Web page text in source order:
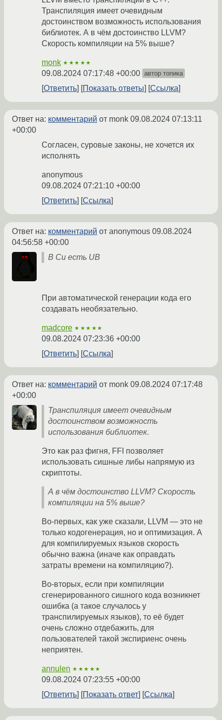
Транспиляция имеет очевидным
достоинством возможность использования
библиотек. А в чём достоинство LLVM?
Скорость компиляции на 5% выше?
monk ★★★★★
09.08.2024 07:17:48 +00:00 автор топика
Ответить Показать ответы Ссылка
Ответ на: комментарий от monk 09.08.2024 07:13:11
+00:00
Согласен, суровые законы, не хочется их
исполнять
anonymous
09.08.2024 07:21:10 +00:00
Ответить
Ссылка
Ответ на: комментарий от anonymous 09.08.2024
04:56:58 +00:00
В Си есть UB
При автоматической генерации кода его
создавать необязательно.
madcore ★★★★★
09.08.2024 07:23:36 +00:00
Ответить
Ссылка
Ответ на: комментарий от monk 09.08.2024 07:17:48
+00:00
Транспиляция имеет очевидным
достоинством возможность
использования библиотек.
Это как раз фигня, FFI позволяет
использовать сишные либы напрямую из
скриптоты.
А в чём достоинство LLVM? Скорость
компиляции на 5% выше?
Во-первых, как уже сказали, LLVM — это не
только кодогенерация, но и оптимизация. А
для компилируемых языков скорость
обычно важна (иначе как оправдать
затраты времени на компиляцию?).
Во-вторых, если при компиляции
сгенерированного сишного кода возникнет
ошибка (а такое случалось у
транспилируемых языков), то её будет
очень сложно отдебажить, для
пользователей такой экспириенс очень
неприятен.
annulen ★★★★★
09.08.2024 07:23:55 +00:00
Ответить
Показать ответ Ссылка